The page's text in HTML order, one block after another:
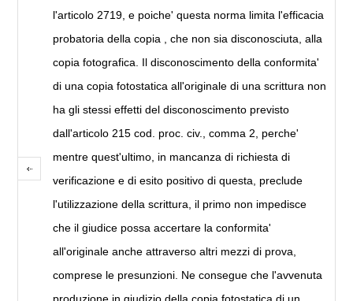
l'articolo 2719, e poiche' questa norma limita l'efficacia
probatoria della copia , che non sia disconosciuta, alla
copia fotografica. Il disconoscimento della conformita'
di una copia fotostatica all'originale di una scrittura non
ha gli stessi effetti del disconoscimento previsto
dall'articolo 215 cod. proc. civ., comma 2, perche'
mentre quest'ultimo, in mancanza di richiesta di
verificazione e di esito positivo di questa, preclude
l'utilizzazione della scrittura, il primo non impedisce
che il giudice possa accertare la conformita'
all'originale anche attraverso altri mezzi di prova,
comprese le presunzioni. Ne consegue che l'avvenuta